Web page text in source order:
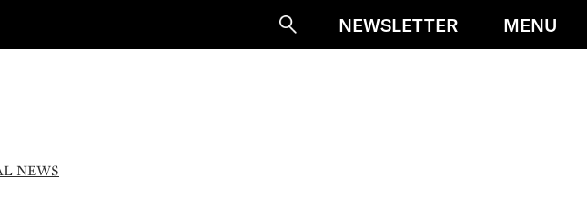
SucheNEWSLETTER MENU
NEWS